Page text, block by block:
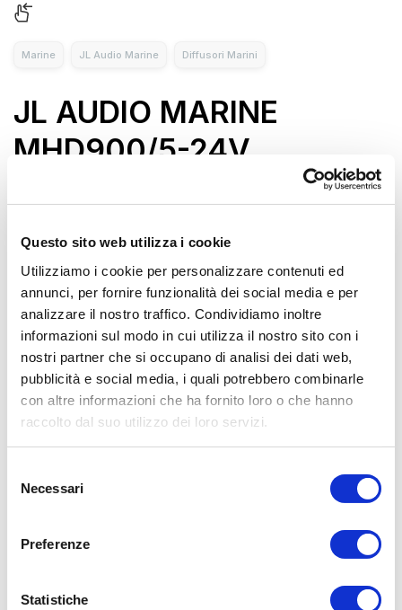
Questo sito web utilizza i cookie
Utilizziamo i cookie per personalizzare contenuti ed
annunci, per fornire funzionalità dei social media e per
analizzare il nostro traffico. Condividiamo inoltre
informazioni sul modo in cui utilizza il nostro sito con i
nostri partner che si occupano di analisi dei dati web,
pubblicità e social media, i quali potrebbero combinarle
con altre informazioni che ha fornito loro o che hanno
raccolto dal suo utilizzo dei loro servizi.
delNecessari
Preferenze
Statistiche
Marine JL Audio Marine Diffusori Marini
JL AUDIO MARINE
MHD900/5-24V
La linea di amplificatori marini MHD di JL Audio è progettata
per offrire prestazioni audio ad alta fedeltà in ambienti marini
Gli amplificatori della serie MHD sono costruiti con
componenti di alta qualità e tecnologie all'avanguardia, per
garantire un suono cristallino e potente a bordo di barche e
imbarcazioni.
Sono disponibili in diverse configurazioni di canali e potenze,
per soddisfare le esigenze di ogni tipo di sistema audio
marino.
Gli amplificatori MHD di JL Audio sono anche dotati di
sovraccarico e sottocarico, e sono certificati NMEA 2000 per
l'integrazione con i sistemi di rete marina.
watt x 1 canale a 2 ohm, 75 watt x 4 canali a 4 ohm + 300 watt x